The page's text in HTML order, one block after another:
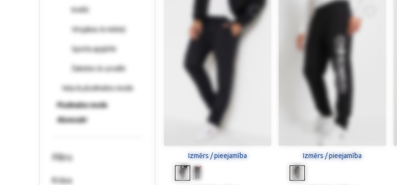
Krekli
Virsjakas & mēteļi
Sporta apģērbi
Žaketes & uzvalki
Veļa & pludmales mode
Pludmales mode
Aksesuāri
Filtrs
Krāsa
Izmērs / pieejamība Izmērs / pieejamība